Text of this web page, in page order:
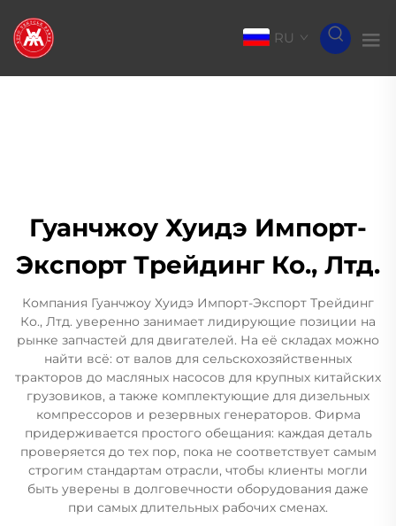
RU
Гуанчжоу Хуидэ Импорт-
Экспорт Трейдинг Ко., Лтд.
Компания Гуанчжоу Хуидэ Импорт-Экспорт Трейдинг
Ко., Лтд. уверенно занимает лидирующие позиции на
рынке запчастей для двигателей. На её складах можно
найти всё: от валов для сельскохозяйственных
тракторов до масляных насосов для крупных китайских
грузовиков, а также комплектующие для дизельных
компрессоров и резервных генераторов. Фирма
придерживается простого обещания: каждая деталь
проверяется до тех пор, пока не соответствует самым
строгим стандартам отрасли, чтобы клиенты могли
быть уверены в долговечности оборудования даже
при самых длительных рабочих сменах.